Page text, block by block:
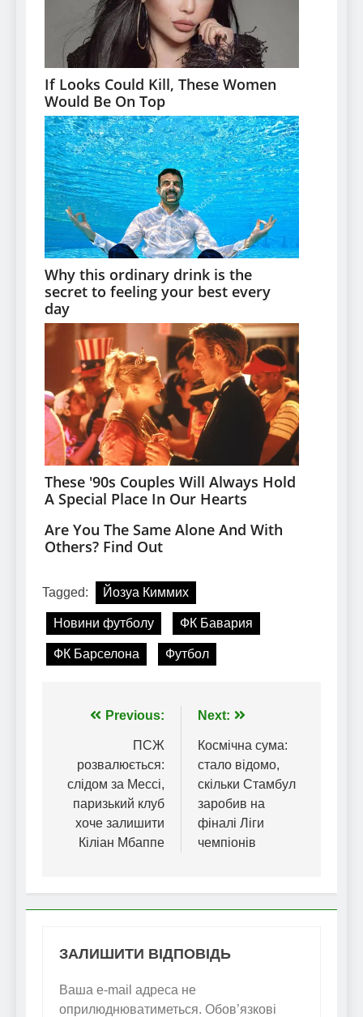
Tagged: Йозуа Киммих
Новини футболу ФК Бавария
ФК Барселона Футбол
Навігація
Previous:
ПСЖ
розвалюється:
слідом за Мессі,
паризький клуб
хоче залишити
Кіліан Мбаппе
Next:
Космічна сума:
стало відомо,
скільки Стамбул
заробив на
фіналі Ліги
чемпіонів
ЗАЛИШИТИ ВІДПОВІДЬ
Ваша e-mail адреса не
оприлюднюватиметься. Обов’язкові